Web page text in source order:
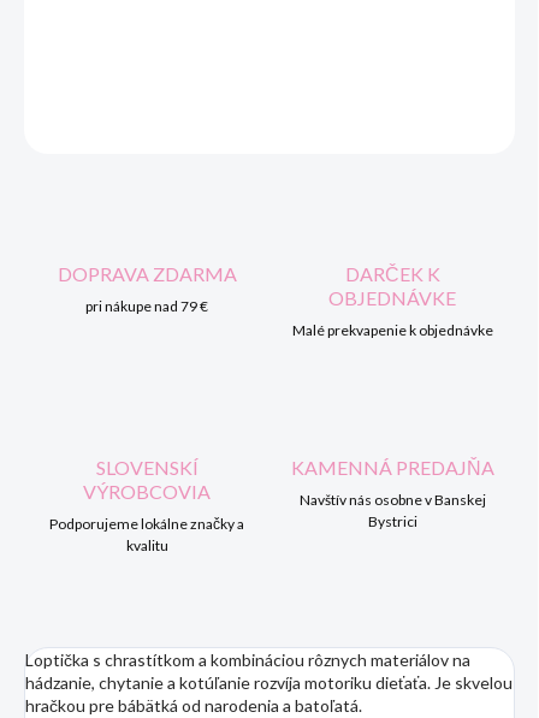
DOPRAVA ZDARMA
pri nákupe nad 79 €
DARČEK K
OBJEDNÁVKE
Malé prekvapenie k objednávke
SLOVENSKÍ
VÝROBCOVIA
Podporujeme lokálne značky a
kvalitu
KAMENNÁ PREDAJŇA
Navštív nás osobne v Banskej
Bystrici
Loptička s chrastítkom a kombináciou rôznych materiálov na
hádzanie, chytanie a kotúľanie rozvíja motoriku dieťaťa. Je skvelou
hračkou pre bábätká od narodenia a batoľatá.